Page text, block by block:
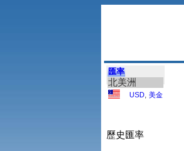
匯率
北美洲
USD 美金
歷史匯率